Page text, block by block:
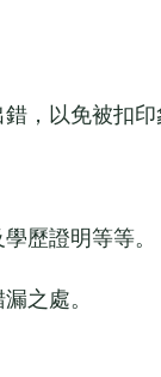
，以免被扣印
歷證明等等。
之處。